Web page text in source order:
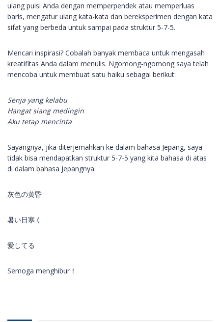
ulang puisi Anda dengan memperpendek atau memperluas
baris, mengatur ulang kata-kata dan bereksperimen dengan kata
sifat yang berbeda untuk sampai pada struktur 5-7-5.
Mencari inspirasi? Cobalah banyak membaca untuk mengasah
kreatifitas Anda dalam menulis. Ngomong-ngomong saya telah
mencoba untuk membuat satu haiku sebagai berikut:
Senja yang kelabu
Hangat siang medingin
Aku tetap mencinta
Sayangnya, jika diterjemahkan ke dalam bahasa Jepang, saya
tidak bisa mendapatkan struktur 5-7-5 yang kita bahasa di atas
di dalam bahasa Jepangnya.
灰色の黄昏
暑い日寒く
愛してる
Semoga menghibur！